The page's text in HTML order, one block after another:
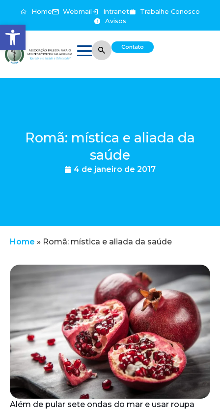
Abrir a barra de ferramentas
Home Webmail Intranet
Trabalhe Conosco
Avisos
Contato
Romã: mística e aliada da
saúde
4 de janeiro de 2017
Home » Romã: mística e aliada da saúde
Além de pular sete ondas do mar e usar roupa